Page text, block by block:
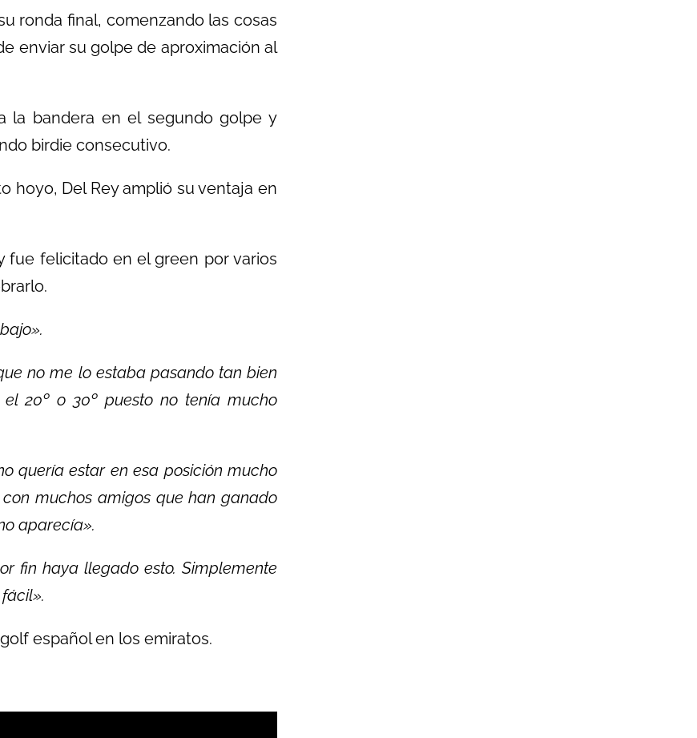
ronda final, comenzando las cosas
enviar su golpe de aproximación al
la bandera en el segundo golpe y
birdie consecutivo.
hoyo, Del Rey amplió su ventaja en
fue felicitado en el green por varios
no me lo estaba pasando tan bien
20º o 30º puesto no tenía mucho
quería estar en esa posición mucho
muchos amigos que han ganado
aparecía».
fin haya llegado esto. Simplemente
español en los emiratos.